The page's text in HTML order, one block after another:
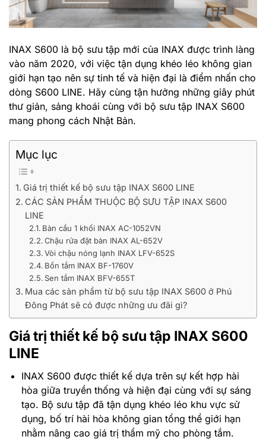
INAX S600 là bộ sưu tập mới của INAX được trình làng
vào năm 2020, với việc tận dụng khéo léo không gian
giới hạn tạo nên sự tinh tế và hiện đại là điểm nhấn cho
dòng S600 LINE. Hãy cùng tận hưởng những giây phút
thư giản, sảng khoái cùng với bộ sưu tập INAX S600
mang phong cách Nhật Bản.
Mục lục
Giá trị thiết kế bộ sưu tập INAX S600 LINE
CÁC SẢN PHẨM THUỘC BỘ SƯU TẬP INAX S600
LINE
Bàn cầu 1 khối INAX AC-1052VN
Chậu rửa đặt bàn INAX AL-652V
Vòi chậu nóng lạnh INAX LFV-652S
Bồn tắm INAX BF-1760V
Sen tắm INAX BFV-655T
Mua các sản phẩm từ bộ sưu tập INAX S600 ở Phú
Đông Phát sẽ có được những ưu đãi gì?
Giá trị thiết kế bộ sưu tập INAX S600
LINE
INAX S600 được thiết kế dựa trên sự kết hợp hài
hòa giữa truyền thống và hiện đại cùng với sự sáng
tạo. Bộ sưu tập đã tận dụng khéo léo khu vực sử
dụng, bố trí hài hòa không gian tổng thể giới hạn
nhằm nâng cao giá trị thẩm mỹ cho phòng tắm.